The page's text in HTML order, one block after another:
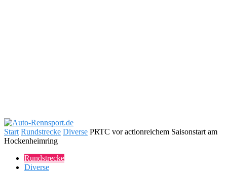
Start Rundstrecke Diverse PRTC vor actionreichem Saisonstart am
Hockenheimring
Rundstrecke
Diverse